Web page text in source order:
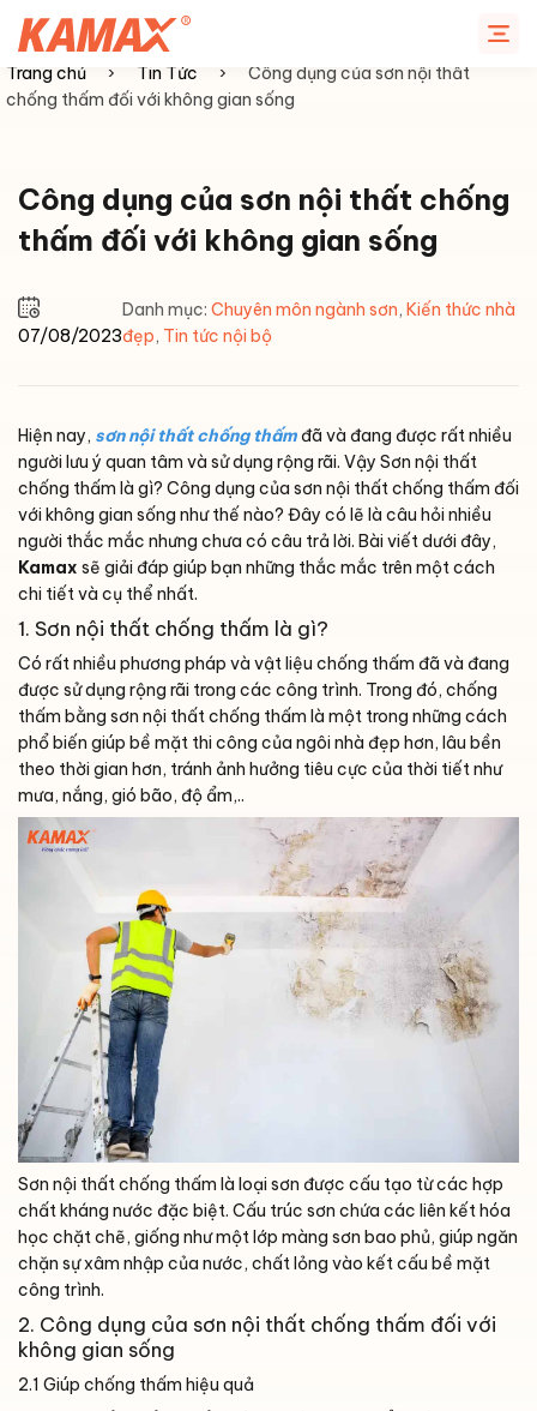
đến
nội
dung
Trang chủ › Tin Tức ›
Công dụng của sơn nội thất
chống thấm đối với không gian sống
Công dụng của sơn nội thất chống
thấm đối với không gian sống
07/08/2023
Danh mục: Chuyên môn ngành sơn, Kiến thức nhà
đẹp, Tin tức nội bộ
Hiện nay, sơn nội thất chống thấmđã và đang được rất nhiều
người lưu ý quan tâm và sử dụng rộng rãi. Vậy Sơn nội thất
chống thấm là gì? Công dụng của sơn nội thất chống thấm đối
với không gian sống như thế nào? Đây có lẽ là câu hỏi nhiều
người thắc mắc nhưng chưa có câu trả lời. Bài viết dưới đây,
Kamax sẽ giải đáp giúp bạn những thắc mắc trên một cách
chi tiết và cụ thể nhất.
1. Sơn nội thất chống thấm là gì?
Có rất nhiều phương pháp và vật liệu chống thấm đã và đang
được sử dụng rộng rãi trong các công trình. Trong đó, chống
thấm bằng sơn nội thất chống thấm là một trong những cách
phổ biến giúp bề mặt thi công của ngôi nhà đẹp hơn, lâu bền
theo thời gian hơn, tránh ảnh hưởng tiêu cực của thời tiết như
mưa, nắng, gió bão, độ ẩm,..
Sơn nội thất chống thấm là loại sơn được cấu tạo từ các hợp
chất kháng nước đặc biệt. Cấu trúc sơn chứa các liên kết hóa
học chặt chẽ, giống như một lớp màng sơn bao phủ, giúp ngăn
chặn sự xâm nhập của nước, chất lỏng vào kết cấu bề mặt
công trình.
2. Công dụng của sơn nội thất chống thấm đối với
không gian sống
2.1 Giúp chống thấm hiệu quả